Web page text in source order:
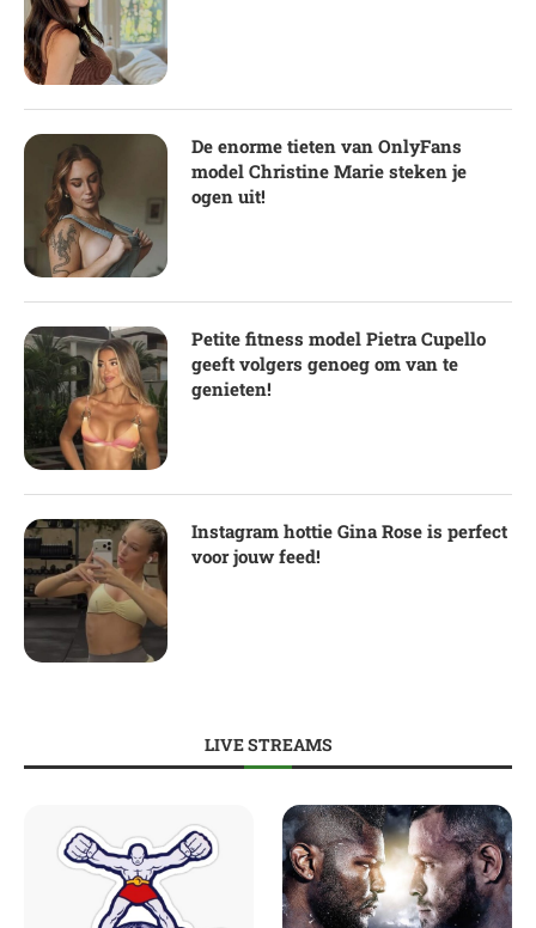
De enorme tieten van OnlyFans
model Christine Marie steken je
ogen uit!
Petite fitness model Pietra Cupello
geeft volgers genoeg om van te
genieten!
Instagram hottie Gina Rose is perfect
voor jouw feed!
LIVE STREAMS